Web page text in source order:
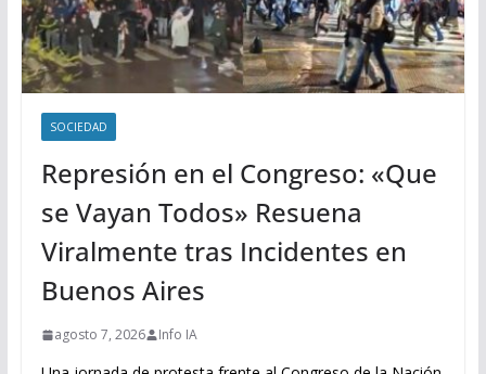
SOCIEDAD
Represión en el Congreso: «Que
se Vayan Todos» Resuena
Viralmente tras Incidentes en
Buenos Aires
agosto 7, 2026 Info IA